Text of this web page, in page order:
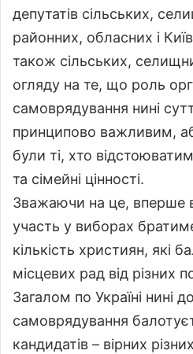
депутатів сільських,
районних, обласних і
також сільських,
огляду на те, що роль
самоврядування нині
принципово важливим,
були ті, хто
та сімейні цінності.
Зважаючи на це, вперше в
участь у виборах
кількість християн, які
місцевих рад від різних
Загалом по Україні нині
самоврядування
кандидатів – вірних